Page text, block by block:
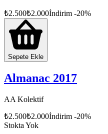
₺2.500₺2.000İndirim -20%
Sepete Ekle
Almanac 2017
AA Kolektif
₺2.500₺2.000İndirim -20%
Stokta Yok